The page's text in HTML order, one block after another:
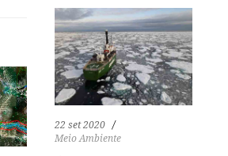
22 set 2020
Meio Ambiente